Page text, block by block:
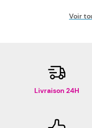
Voir
Livraison 24H